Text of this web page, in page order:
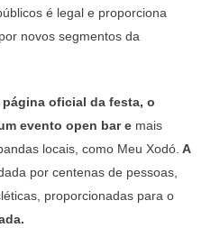
é legal e proporciona
novos segmentos da
oficial da festa, o
evento open bar e mais
locais, como Meu Xodó. A
por centenas de pessoas,
proporcionadas para o